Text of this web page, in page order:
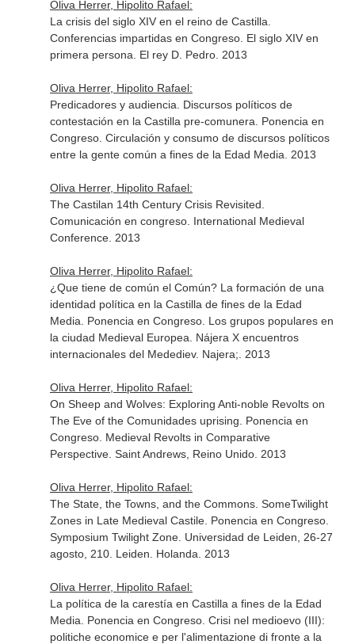
Oliva Herrer, Hipolito Rafael:
La crisis del siglo XIV en el reino de Castilla.
Conferencias impartidas en Congreso. El siglo XIV en
primera persona. El rey D. Pedro. 2013
Oliva Herrer, Hipolito Rafael:
Predicadores y audiencia. Discursos políticos de
contestación en la Castilla pre-comunera. Ponencia en
Congreso. Circulación y consumo de discursos políticos
entre la gente común a fines de la Edad Media. 2013
Oliva Herrer, Hipolito Rafael:
The Castilan 14th Century Crisis Revisited.
Comunicación en congreso. International Medieval
Conference. 2013
Oliva Herrer, Hipolito Rafael:
¿Que tiene de común el Común? La formación de una
identidad política en la Castilla de fines de la Edad
Media. Ponencia en Congreso. Los grupos populares en
la ciudad Medieval Europea. Nájera X encuentros
internacionales del Medediev. Najera;. 2013
Oliva Herrer, Hipolito Rafael:
On Sheep and Wolves: Exploring Anti-noble Revolts on
The Eve of the Comunidades uprising. Ponencia en
Congreso. Medieval Revolts in Comparative
Perspective. Saint Andrews, Reino Unido. 2013
Oliva Herrer, Hipolito Rafael:
The State, the Towns, and the Commons. SomeTwilight
Zones in Late Medieval Castile. Ponencia en Congreso.
Symposium Twilight Zone. Universidad de Leiden, 26-27
agosto, 210. Leiden. Holanda. 2013
Oliva Herrer, Hipolito Rafael:
La política de la carestía en Castilla a fines de la Edad
Media. Ponencia en Congreso. Crisi nel medioevo (III):
politiche economice e per l'alimentazione di fronte a la